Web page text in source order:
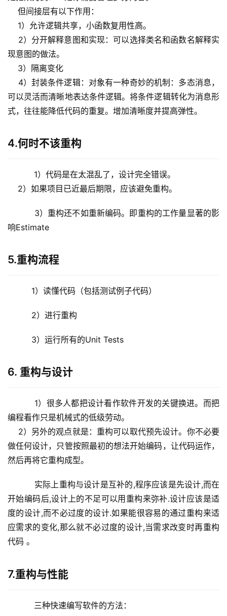
但间接层有以下作用：
1）允许逻辑共享，小函数复用性高。
2）分开解释意图和实现：可以选择类名和函数名解释实
现意图的做法。
3）隔离变化
4）封装条件逻辑：对象有一种奇妙的机制：多态消息，
可以灵活而清晰地表达条件逻辑。将条件逻辑转化为消息形
式，往往能降低代码的重复。增加清晰度并提高弹性。
4.何时不该重构
1）代码是在太混乱了，设计完全错误。
2）如果项目已近最后期限，应该避免重构。
3）重构还不如重新编码。即重构的工作量显著的影
响Estimate
5.重构流程
1）读懂代码（包括测试例子代码）
2）进行重构
3）运行所有的Unit Tests
6. 重构与设计
1）很多人都把设计看作软件开发的关键换进。而把
编程看作只是机械式的低级劳动。
2）另外的观点就是：重构可以取代预先设计。你不必要
做任何设计，只管按照最初的想法开始编码，让代码运作，
然后再将它重构成型。
实际上重构与设计是互补的,程序应该是先设计,而在
开始编码后,设计上的不足可以用重构来弥补.设计应该是适
度的设计,而不必过度的设计.如果能很容易的通过重构来适
应需求的变化,那么就不必过度的设计,当需求改变时再重构
代码 。
7.重构与性能
三种快速编写软件的方法：